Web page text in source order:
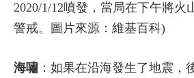
2020/1/12噴發，當局在下午將火
警戒。圖片來源：維基百科)
海嘯 ：如果在沿海發生了地震，